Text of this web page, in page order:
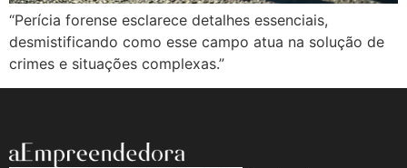
“Perícia forense esclarece detalhes essenciais,
desmistificando como esse campo atua na solução de
crimes e situações complexas.”